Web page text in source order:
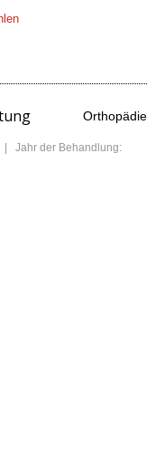
Orthopädie
| Jahr der Behandlung: